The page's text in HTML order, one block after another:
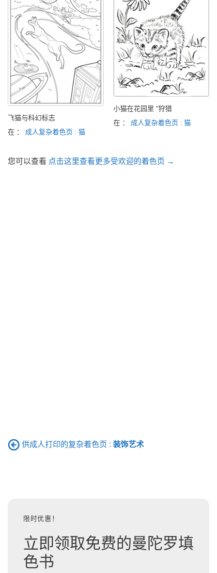
飞猫与科幻标志
在 ： 成人复杂着色页 : 猫
小猫在花园里 "狩猎
在 ： 成人复杂着色页 : 猫
您可以查看 点击这里查看更多受欢迎的着色页 →
供成人打印的复杂着色页 : 装饰艺术
限时优惠！
立即领取免费的曼陀罗填
色书